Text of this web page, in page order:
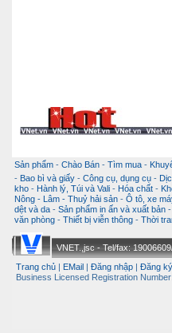
Sản phẩm - Chào Bán - Tìm mua -
- Bao bì và giấy - Công cụ, dụng cụ -
kho - Hành lý, Túi và Vali - Hóa chất -
Nông - Lâm - Thuỷ hải sản - Ô tô, xe
dệt và da - Sản phẩm in ấn và xuất bản -
văn phòng - Thiết bị viễn thông - Thời
VNET.,jsc - Tel/fax:
Trang chủ
EMail Đăng nhập Đăng
Business Licensed Registration